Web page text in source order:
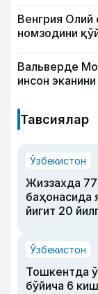
Венгрия Олий
номзодини
Вальверде
инсон
Тавсиялар
Ўзбекистон
Жиззахда
баҳонасида
йигит 20
Ўзбекистон
Тошкентда
бўйича 6